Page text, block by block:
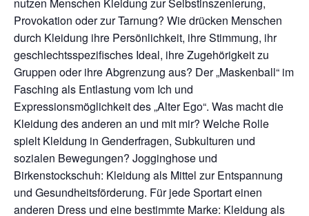
Provokation oder zur Tarnung? Wie drücken Menschen
durch Kleidung ihre Persönlichkeit, ihre Stimmung, ihr
geschlechtsspezifisches Ideal, ihre Zugehörigkeit zu
Gruppen oder ihre Abgrenzung aus? Der „Maskenball“ im
Fasching als Entlastung vom Ich und
Expressionsmöglichkeit des „Alter Ego“. Was macht die
Kleidung des anderen an und mit mir? Welche Rolle
spielt Kleidung in Genderfragen, Subkulturen und
sozialen Bewegungen? Jogginghose und
Birkenstockschuh: Kleidung als Mittel zur Entspannung
und Gesundheitsförderung. Für jede Sportart einen
anderen Dress und eine bestimmte Marke: Kleidung als